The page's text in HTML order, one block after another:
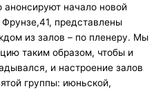
анонсируют начало новой
представлены
из залов – по пленеру. Мы
таким образом, чтобы и
и настроение залов
группы: июньской,